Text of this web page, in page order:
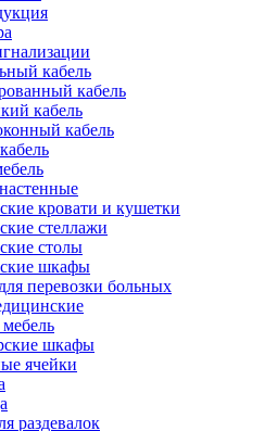
кабель
кабель
кабель
кабель
кровати и кушетки
стеллажи
столы
шкафы
перевозки больных
шкафы
ячейки
раздевалок